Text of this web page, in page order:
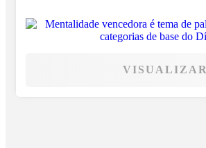
VISUALIZAR